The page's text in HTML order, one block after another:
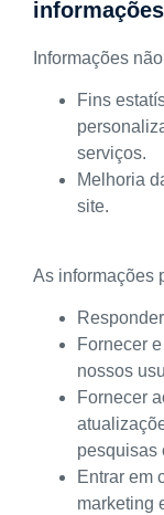
Informações
Fins
serviços.
Melhoria
site.
As informações
Fornecer
nossos
Fornecer
pesquisas
Entrar em
marketing